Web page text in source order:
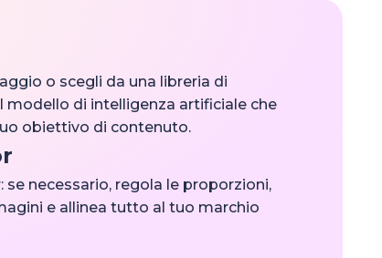
o scegli da una libreria di
modello di intelligenza artificiale che
obiettivo di contenuto.
necessario, regola le proporzioni,
e allinea tutto al tuo marchio